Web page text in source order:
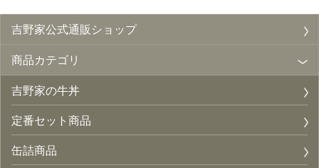
吉野家公式通販ショップ
商品カテゴリ
吉野家の牛丼
定番セット商品
缶詰商品